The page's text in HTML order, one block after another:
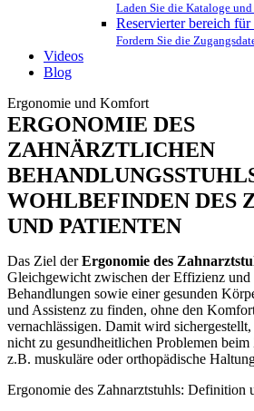
Laden Sie die Kataloge
Reservierter bereich für
Fordern Sie die
Videos
Blog
Ergonomie und Komfort
ERGONOMIE DES
ZAHNÄRZTLICHEN
WOHLBEFINDEN DES
UND PATIENTEN
Das Ziel derErgonomie des
Gleichgewicht zwischen der Effizienz und
Behandlungen sowie einer gesunden
und Assistenz zu finden, ohne den
vernachlässigen. Damit wird
nicht zu gesundheitlichen Problemen
z.B. muskuläre oder orthopädische
Ergonomie des Zahnarztstuhls: Definition